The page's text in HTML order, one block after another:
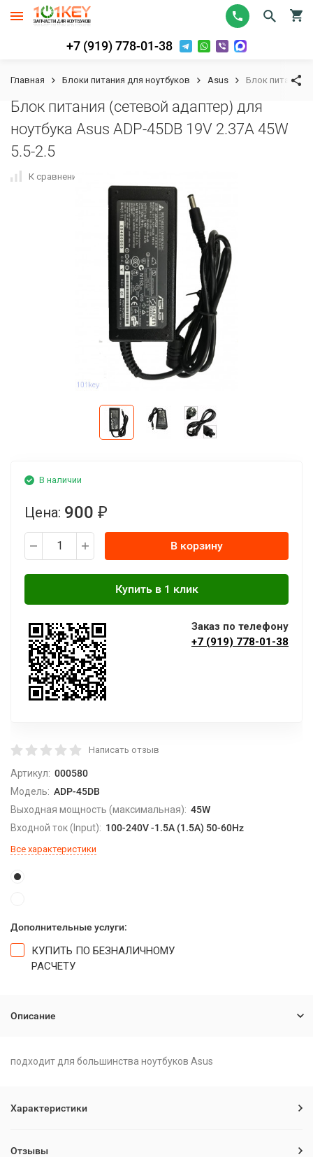
+7 (919) 778-01-38
Главная Блоки питания для ноутбуков Asus Блок питания
Блок питания (сетевой адаптер) для
ноутбука Asus ADP-45DB 19V 2.37A 45W
5.5-2.5
К сравнению
В наличии
Цена: 900 ₽
В корзину
Заказ по телефону
+7 (919) 778-01-38
Написать отзыв
Артикул: 000580
Модель: ADP-45DB
Выходная мощность (максимальная): 45W
Входной ток (Input): 100-240V -1.5A (1.5A) 50-60Hz
Все характеристики
Дополнительные услуги:
КУПИТЬ ПО БЕЗНАЛИЧНОМУ
РАСЧЕТУ
Описание
подходит для большинства ноутбуков Asus
Характеристики
Отзывы